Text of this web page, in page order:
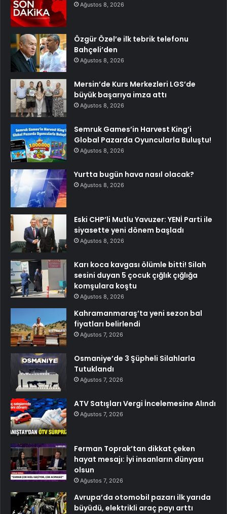
Ağustos 8, 2026
Özgür Özel’e ilk tebrik telefonu
Bahçeli’den
Ağustos 8, 2026
Mersin’de Kurs Merkezleri LGS’de
büyük başarıya imza attı
Ağustos 8, 2026
Semruk Games’in Harvest King’i
Global Pazarda Oyuncularla Buluştu!
Ağustos 8, 2026
Yurtta bugün hava nasıl olacak?
Ağustos 8, 2026
Eski CHP’li Mutlu Yavuzer: YENİ Parti ile
siyasette yeni dönem başladı
Ağustos 8, 2026
Karı koca kavgası ölümle bitti! Silah
sesini duyan 5 çocuk çığlık çığlığa
komşulara koştu
Ağustos 8, 2026
Kahramanmaraş’ta yeni sezon bal
fiyatları belirlendi
Ağustos 7, 2026
Osmaniye’de 3 Şüpheli Silahlarla
Tutuklandı
Ağustos 7, 2026
ATV Satışları Vergi İncelemesine Alındı
Ağustos 7, 2026
Ferman Toprak’tan dikkat çeken
hayat mesajı: İyi insanların dünyası
olsun
Ağustos 7, 2026
Avrupa’da otomobil pazarı ilk yarıda
büyüdü, elektrikli araç payı arttı